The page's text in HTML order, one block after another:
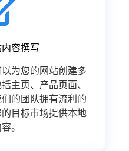
容撰写
为您的网站创建多
主页、产品页面、
的团队拥有流利的
目标市场提供本地
。